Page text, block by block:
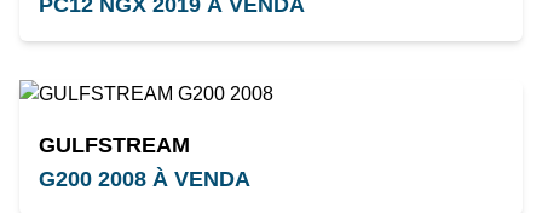
PC12 NGX 2019 À VENDA
GULFSTREAM
G200 2008 À VENDA